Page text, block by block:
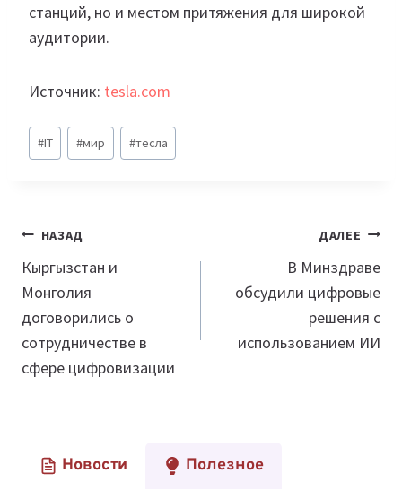
станций, но и местом притяжения для широкой
аудитории.
Источник: tesla.com
Метки
записи:
#IT #мир #тесла
Навигация
по
записям
НАЗАД
Кыргызстан и
Монголия
договорились о
сотрудничестве в
сфере цифровизации
ДАЛЕЕ
В Минздраве
обсудили цифровые
решения с
использованием ИИ
Новости Полезное